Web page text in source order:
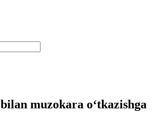
muzokara o‘tkazishga